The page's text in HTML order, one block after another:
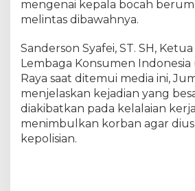
B
a
n
g
g
u
n
g
mengenai kepala bocah
melintas dibawahnya.
Sanderson Syafei, ST. SH, Ketua
Lembaga Konsumen Indonesia
Raya saat ditemui media ini,
menjelaskan kejadian yang
diakibatkan pada kelalaian
menimbulkan korban agar
kepolisian.